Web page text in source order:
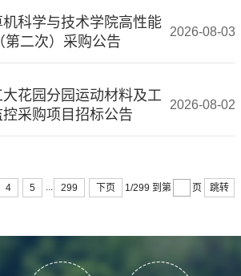
科学与技术学院高性能
第二次）采购公告
2026-08-03
花园分园运动材料及工
采购项目招标公告
2026-08-02
4 5 ... 299 下页 1/299 到第 页 跳转